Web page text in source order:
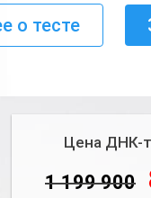
о тесте
Цена ДНК-
1 199 900